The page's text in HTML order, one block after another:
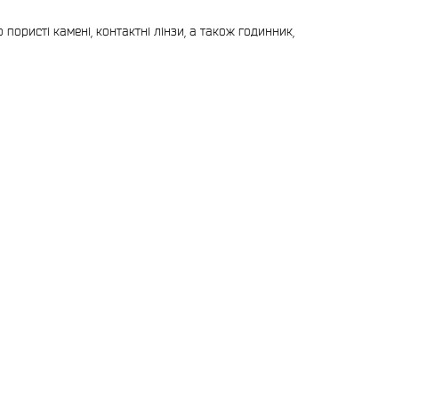
камені, контактні лінзи, а також годинник,